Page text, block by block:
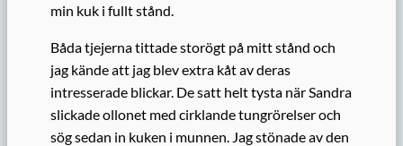
min kuk i fullt stånd.
Båda tjejerna tittade storögt på mitt stånd och
jag kände att jag blev extra kåt av deras
intresserade blickar. De satt helt tysta när Sandra
slickade ollonet med cirklande tungrörelser och
sög sedan in kuken i munnen. Jag stönade av den